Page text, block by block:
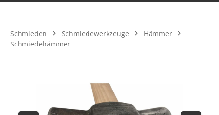
Schmieden Schmiedewerkzeuge
Hämmer
Schmiedehämmer